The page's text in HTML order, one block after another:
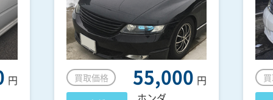
円 買取価格 55,000 円